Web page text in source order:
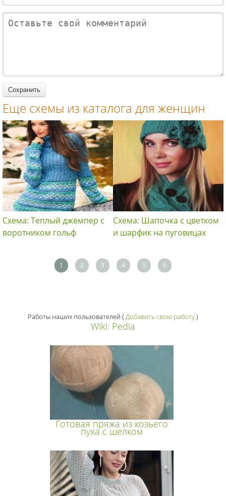
круглым
вырезом
коротким
рукавом
кардиган с
декором
вязание
Еще схемы из каталога для женщин
Схема: Теплый джемпер с
воротником гольф
Схема: Шапочка с цветком
и шарфик на пуговицах
1 2 3 4 5 6
Работы наших пользователей ( Добавить свою работу)
Wiki: Pedia
Готовая пряжа из козьего
пуха с шелком